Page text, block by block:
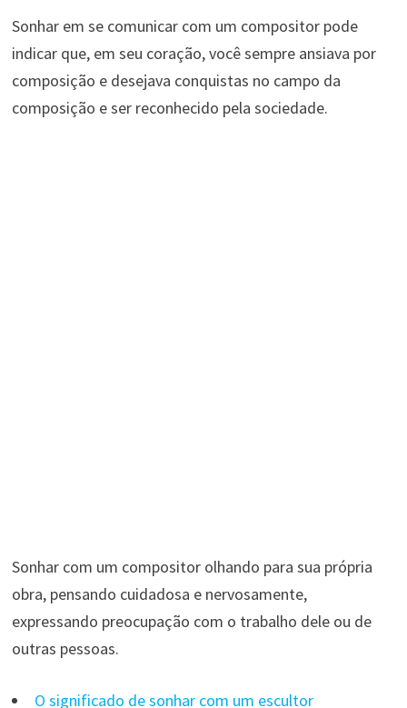
Sonhar em se comunicar com um compositor pode
indicar que, em seu coração, você sempre ansiava por
composição e desejava conquistas no campo da
composição e ser reconhecido pela sociedade.
Sonhar com um compositor olhando para sua própria
obra, pensando cuidadosa e nervosamente,
expressando preocupação com o trabalho dele ou de
outras pessoas.
O significado de sonhar com um escultor